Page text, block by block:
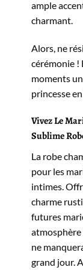
ample
charmant.
Alors, ne
cérémonie !
moments
princesse
Vivez Le
Sublime
La robe
pour les
intimes.
charme
futures
ne
grand jour.